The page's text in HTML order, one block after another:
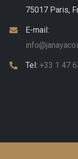
75017 Paris,
E-mail:
Tel: +33 1 47